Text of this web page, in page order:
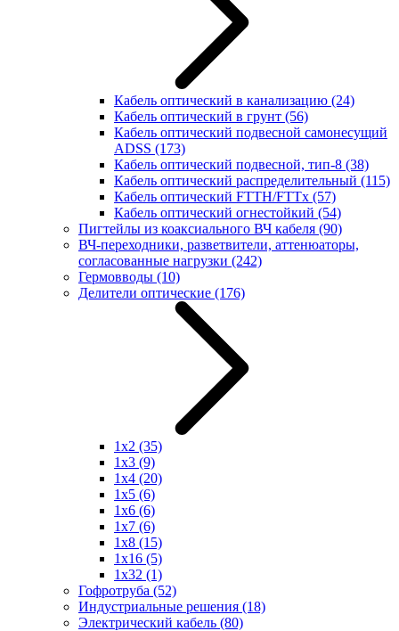
Кабель оптический в канализацию (24)
Кабель оптический в грунт (56)
Кабель оптический подвесной самонесущий
ADSS (173)
Кабель оптический подвесной, тип-8 (38)
Кабель оптический распределительный (115)
Кабель оптический FTTH/FTTx (57)
Кабель оптический огнестойкий (54)
Пигтейлы из коаксиального ВЧ кабеля (90)
ВЧ-переходники, разветвители, аттенюаторы,
согласованные нагрузки (242)
Гермовводы (10)
Делители оптические (176)
1x2 (35)
1x3 (9)
1x4 (20)
1x5 (6)
1x6 (6)
1x7 (6)
1x8 (15)
1x16 (5)
1x32 (1)
Гофротруба (52)
Индустриальные решения (18)
Электрический кабель (80)